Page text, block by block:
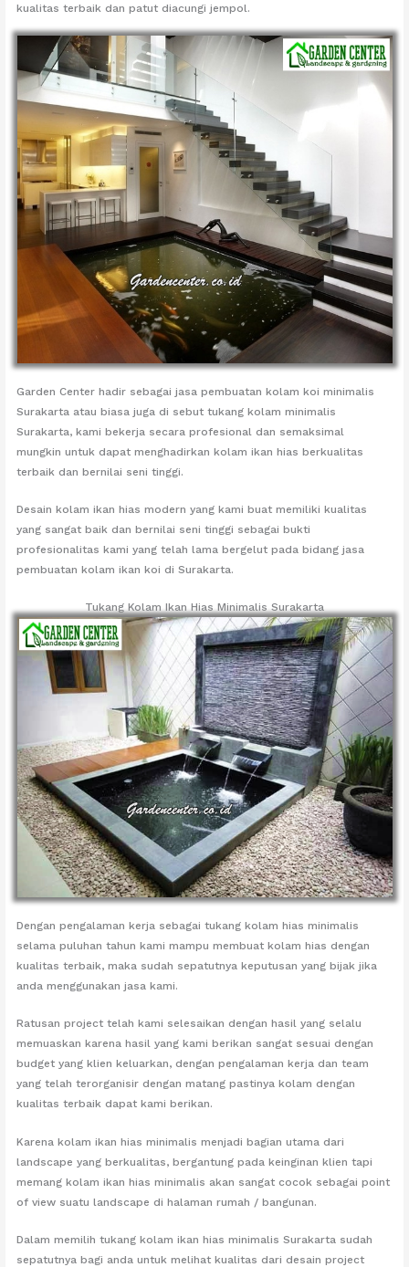
kualitas terbaik dan patut diacungi jempol.
Garden Center hadir sebagai jasa pembuatan kolam koi minimalis
Surakarta atau biasa juga di sebut tukang kolam minimalis
Surakarta, kami bekerja secara profesional dan semaksimal
mungkin untuk dapat menghadirkan kolam ikan hias berkualitas
terbaik dan bernilai seni tinggi.
Desain kolam ikan hias modern yang kami buat memiliki kualitas
yang sangat baik dan bernilai seni tinggi sebagai bukti
profesionalitas kami yang telah lama bergelut pada bidang jasa
pembuatan kolam ikan koi di Surakarta.
Tukang Kolam Ikan Hias Minimalis Surakarta
Dengan pengalaman kerja sebagai tukang kolam hias minimalis
selama puluhan tahun kami mampu membuat kolam hias dengan
kualitas terbaik, maka sudah sepatutnya keputusan yang bijak jika
anda menggunakan jasa kami.
Ratusan project telah kami selesaikan dengan hasil yang selalu
memuaskan karena hasil yang kami berikan sangat sesuai dengan
budget yang klien keluarkan, dengan pengalaman kerja dan team
yang telah terorganisir dengan matang pastinya kolam dengan
kualitas terbaik dapat kami berikan.
Karena kolam ikan hias minimalis menjadi bagian utama dari
landscape yang berkualitas, bergantung pada keinginan klien tapi
memang kolam ikan hias minimalis akan sangat cocok sebagai point
of view suatu landscape di halaman rumah / bangunan.
Dalam memilih tukang kolam ikan hias minimalis Surakarta sudah
sepatutnya bagi anda untuk melihat kualitas dari desain project